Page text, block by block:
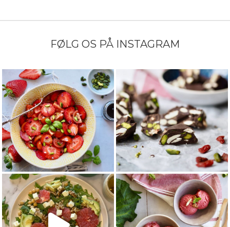
FØLG OS PÅ INSTAGRAM